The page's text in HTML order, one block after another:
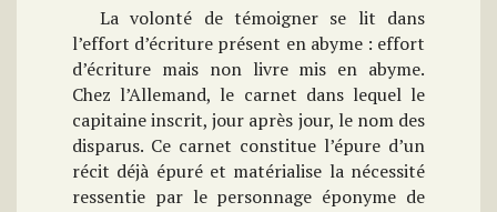
La volonté de témoigner se lit dans
l’effort d’écriture présent en abyme : effort
d’écriture mais non livre mis en abyme.
Chez l’Allemand, le carnet dans lequel le
capitaine inscrit, jour après jour, le nom des
disparus. Ce carnet constitue l’épure d’un
récit déjà épuré et matérialise la nécessité
ressentie par le personnage éponyme de